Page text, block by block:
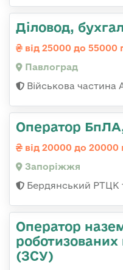
Діловод,
від 25000 до 55000
Павлоград
Військова частина
Оператор
від 20000 до 20000
Запоріжжя
Бердянський РТЦК
Оператор
роботизованих
(ЗСУ)